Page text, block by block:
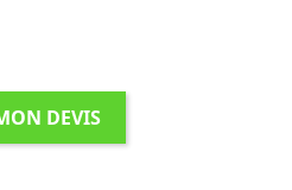
DEVIS